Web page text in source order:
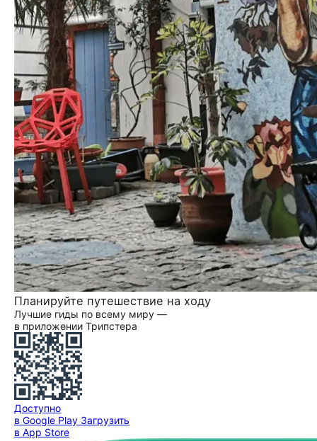
Планируйте путешествие на ходу
Лучшие гиды по всему миру —
в приложении Трипстера
Доступно
в Google Play Загрузить
в App Store